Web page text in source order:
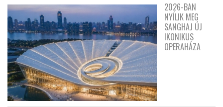
2026-BAN
NYÍLIK MEG
SANGHAJ ÚJ
IKONIKUS
OPERAHÁZA